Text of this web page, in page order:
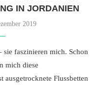
IN JORDANIEN
2019
sie faszinieren mich. Schon
mich diese
ausgetrocknete Flussbetten